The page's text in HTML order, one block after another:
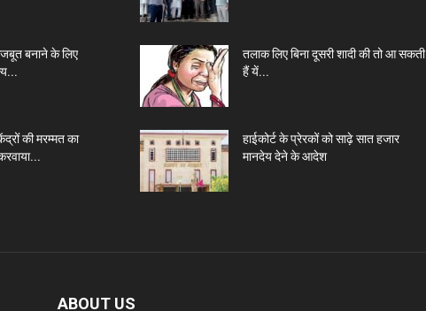
बनाने के लिए
की मरम्मत का
तलाक लिए बिना दूसरी शादी की तो आ सकती
हैं यें...
हाईकोर्ट के प्रेरकों को साढ़े सात हजार
मानदेय देने के आदेश
ABOUT US